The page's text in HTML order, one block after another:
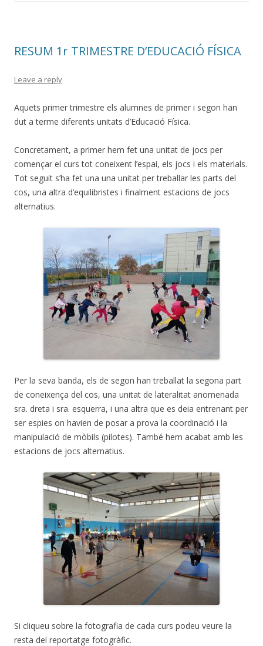
RESUM 1r TRIMESTRE D’EDUCACIÓ FÍSICA
Leave a reply
Aquets primer trimestre els alumnes de primer i segon han
dut a terme diferents unitats d’Educació Física.
Concretament, a primer hem fet una unitat de jocs per
començar el curs tot coneixent l’espai, els jocs i els materials.
Tot seguit s’ha fet una una unitat per treballar les parts del
cos, una altra d’equilibristes i finalment estacions de jocs
alternatius.
Per la seva banda, els de segon han treballat la segona part
de coneixença del cos, una unitat de lateralitat anomenada
sra. dreta i sra. esquerra, i una altra que es deia entrenant per
ser espies on havien de posar a prova la coordinació i la
manipulació de mòbils (pilotes). També hem acabat amb les
estacions de jocs alternatius.
Si cliqueu sobre la fotografia de cada curs podeu veure la
resta del reportatge fotogràfic.